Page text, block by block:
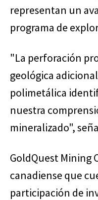
representan un
programa de
"La perforación
geológica
polimetálica
nuestra
mineralizado",
GoldQuest Mining
canadiense que
participación de